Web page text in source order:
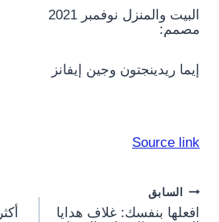
البيت والمنزل نوفمبر 2021
مصمم:
إيما ريدينجتون وجين إيفانز
Source link
Post
السابق
افعلها بنفسك: غلاف هدايا